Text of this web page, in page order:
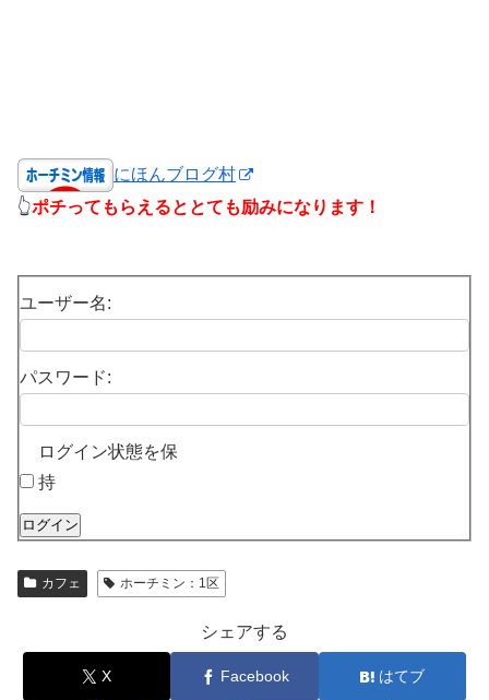
にほんブログ村
👆ポチってもらえるととても励みになります！
ユーザー名:
パスワード:
ログイン状態を保
持
ログイン
カフェ ホーチミン：1区
シェアする
X Facebook はてブ